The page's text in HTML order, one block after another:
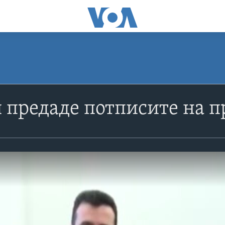
предаде потписите на